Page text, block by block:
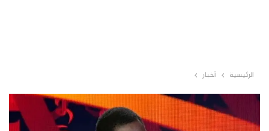
الرئيسية أخبار